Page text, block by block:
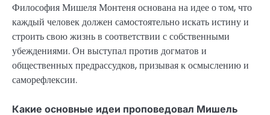
Философия Мишеля Монтеня основана на идее о том, что
каждый человек должен самостоятельно искать истину и
строить свою жизнь в соответствии с собственными
убеждениями. Он выступал против догматов и
общественных предрассудков, призывая к осмыслению и
саморефлексии.
Какие основные идеи проповедовал Мишель